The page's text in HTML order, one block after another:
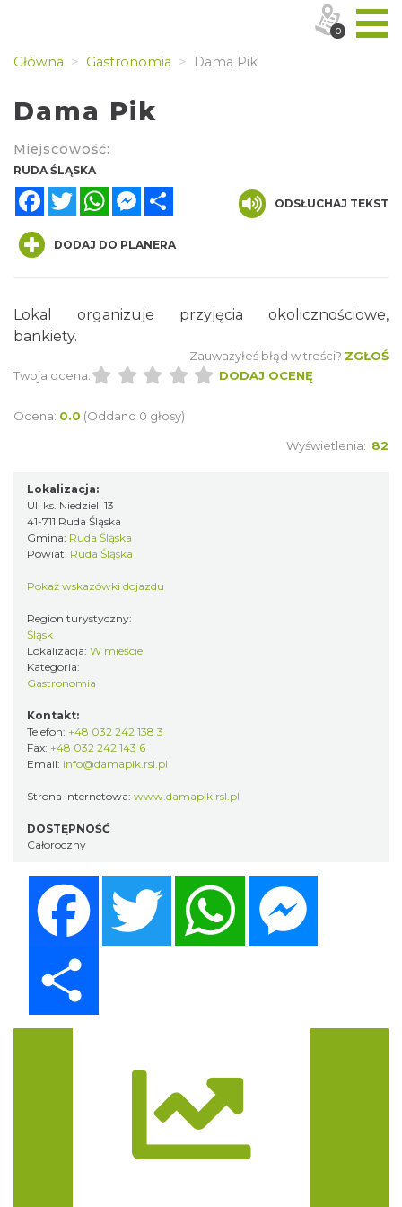
Główna Gastronomia Dama Pik
Dama Pik
Miejscowość:
RUDA ŚLĄSKA
FacebookTwitterWhatsAppMessenger
ODSŁUCHAJ TEKST
DODAJ DO PLANERA
Lokal organizuje przyjęcia okolicznościowe,
bankiety.
Zauważyłeś błąd w treści? ZGŁOŚ
Twoja ocena:
DODAJ OCENĘ
Ocena: 0.0 (Oddano 0 głosy)
Wyświetlenia: 82
Lokalizacja:
Ul. ks. Niedzieli 13
41-711 Ruda Śląska
Gmina: Ruda Śląska
Powiat: Ruda Śląska
Pokaż wskazówki dojazdu
Region turystyczny:
Śląsk
Lokalizacja: W mieście
Kategoria:
Gastronomia
Kontakt:
Telefon: +48 032 242 138 3
Fax: +48 032 242 143 6
Email: info@damapik.rsl.pl
Strona internetowa: www.damapik.rsl.pl
DOSTĘPNOŚĆ
Całoroczny
Twitter WhatsApp
0